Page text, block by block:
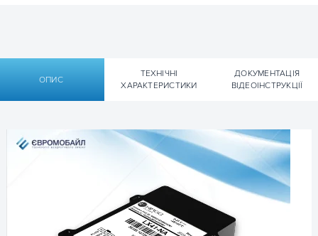
ОПИС
ТЕХНІЧНІ
ХАРАКТЕРИСТИКИ
ДОКУМЕНТАЦІЯ
ВІДЕОІНСТРУКЦІЇ
Технічні характеристики
Технічні характеристики GPS-трекер
(маячок) для автоXirgo LX41
Документація
Технічна документація GPS-трекер
(маячок) для автоXirgo LX41